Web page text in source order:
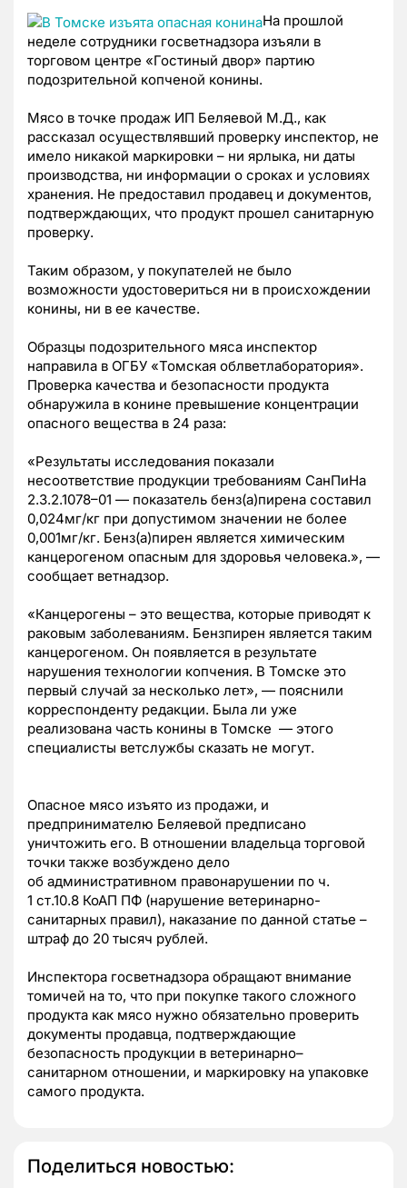
На прошлой
неделе сотрудники госветнадзора изъяли в
торговом центре «Гостиный двор» партию
подозрительной копченой конины.
Мясо в точке продаж ИП Беляевой М.Д., как
рассказал осуществлявший проверку инспектор, не
имело никакой маркировки – ни ярлыка, ни даты
производства, ни информации о сроках и условиях
хранения. Не предоставил продавец и документов,
подтверждающих, что продукт прошел санитарную
проверку.
Таким образом, у покупателей не было
возможности удостовериться ни в происхождении
конины, ни в ее качестве.
Образцы подозрительного мяса инспектор
направила в ОГБУ «Томская облветлаборатория».
Проверка качества и безопасности продукта
обнаружила в конине превышение концентрации
опасного вещества в 24 раза:
«Результаты исследования показали
несоответствие продукции требованиям СанПиНа
2.3.2.1078–01 — показатель бенз(а)пирена составил
0,024мг/кг при допустимом значении не более
0,001мг/кг. Бенз(а)пирен является химическим
канцерогеном опасным для здоровья человека.», —
сообщает ветнадзор.
«Канцерогены – это вещества, которые приводят к
раковым заболеваниям. Бензпирен является таким
канцерогеном. Он появляется в результате
нарушения технологии копчения. В Томске это
первый случай за несколько лет», — пояснили
корреспонденту редакции. Была ли уже
реализована часть конины в Томске — этого
специалисты ветслужбы сказать не могут.
Опасное мясо изъято из продажи, и
предпринимателю Беляевой предписано
уничтожить его. В отношении владельца торговой
точки также возбуждено дело
об административном правонарушении по ч.
1 ст.10.8 КоАП ПФ (нарушение ветеринарно-
санитарных правил), наказание по данной статье –
штраф до 20 тысяч рублей.
Инспектора госветнадзора обращают внимание
томичей на то, что при покупке такого сложного
продукта как мясо нужно обязательно проверить
документы продавца, подтверждающие
безопасность продукции в ветеринарно–
санитарном отношении, и маркировку на упаковке
самого продукта.
Поделиться новостью: